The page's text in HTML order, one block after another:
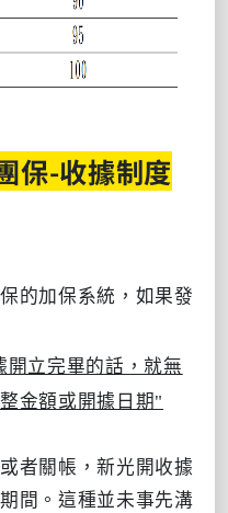
保-收據制度
的加保系統，如果發
開立完畢的話，就無
金額或開據日期"
者關帳，新光開收據
間。這種並未事先溝